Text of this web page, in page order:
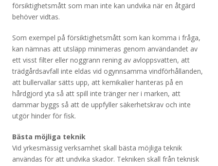
försiktighetsmått som man inte kan undvika när en åtgärd
behöver vidtas.
Som exempel på försiktighetsmått som kan komma i fråga,
kan nämnas att utsläpp minimeras genom användandet av
ett visst filter eller noggrann rening av avloppsvatten, att
trädgårdsavfall inte eldas vid ogynnsamma vindförhållanden,
att bullervallar sätts upp, att kemikalier hanteras på en
hårdgjord yta så att spill inte tränger ner i marken, att
dammar byggs så att de uppfyller säkerhetskrav och inte
utgör hinder för fisk.
Bästa möjliga teknik
Vid yrkesmässig verksamhet skall bästa möjliga teknik
användas för att undvika skador. Tekniken skall från teknisk